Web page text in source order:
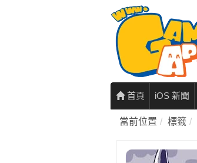
首頁 iOS 新聞
當前位置 標籤